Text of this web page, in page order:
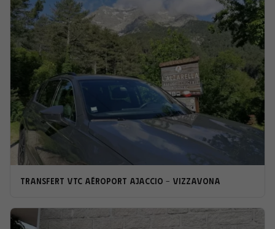
Transfert VTC Aéroport Ajaccio - Vizzavona